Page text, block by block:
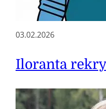
03.02.2026
Iloranta